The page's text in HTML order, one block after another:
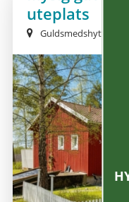
uteplats
Guldsmedshyttan